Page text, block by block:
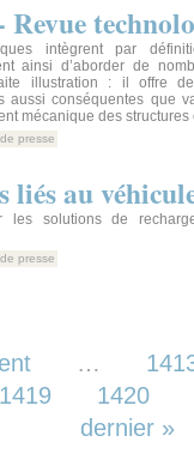
intègrent par
ainsi d’aborder de
illustration : il offre
aussi conséquentes que
mécanique des structures
presse
liés au
les solutions de
presse
…
1419
1420
dernier »